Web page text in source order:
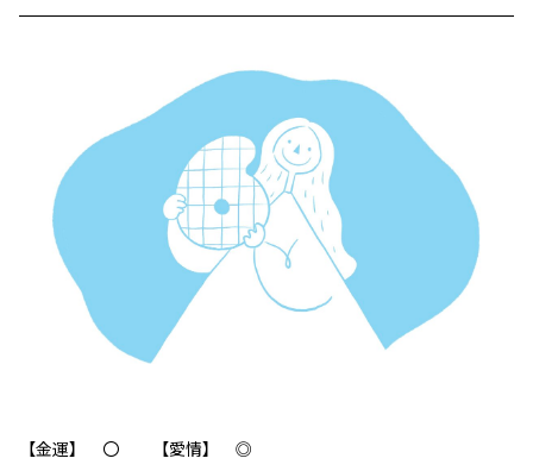
【金運】 〇 【愛情】 ◎